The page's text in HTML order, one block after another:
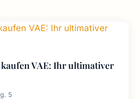
VAE: Ihr ultimativer
5